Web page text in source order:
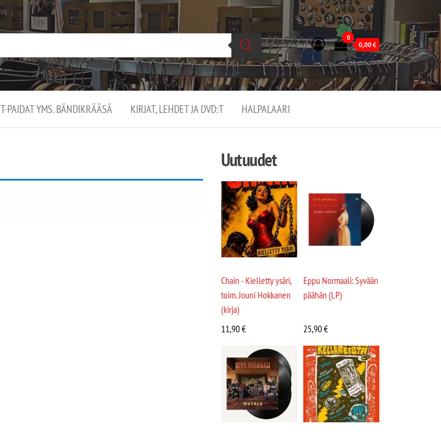
0
0,00€
T-PAIDAT YMS. BÄNDIKRÄÄSÄ KIRJAT, LEHDET JA DVD:T HALPALAARI
Uutuudet
Chain - Kielletty ysäri,
toim. Jouni Hokkanen
(kirja)
11,90€
Eppu Normaali: Syvään
päähän (LP)
25,90€